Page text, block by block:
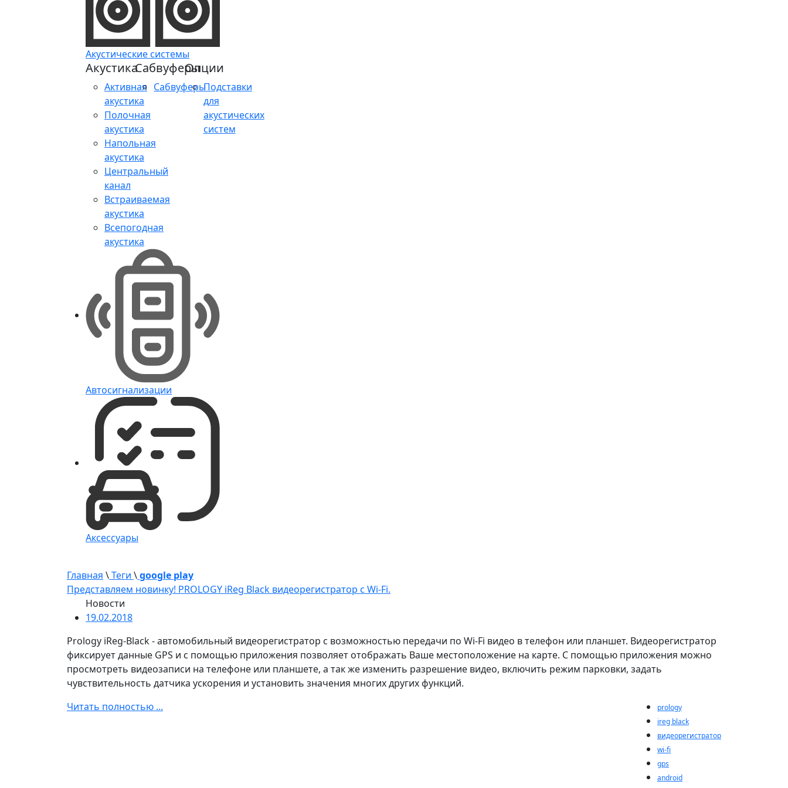
Акустические системы
Акустика
Активная
акустика
Полочная
акустика
Напольная
акустика
Центральный
канал
Встраиваемая
акустика
Всепогодная
акустика
Сабвуферы
Сабвуферы
Опции
Подставки
для
акустических
систем
Автосигнализации
Аксессуары
Главная \Теги \google play
Представляем новинку! PROLOGY iReg Black видеорегистратор с Wi-Fi.
Новости
19.02.2018
Prology iReg-Black - автомобильный видеорегистратор с возможностью передачи по Wi-Fi видео в телефон или планшет. Видеорегистратор
фиксирует данные GPS и с помощью приложения позволяет отображать Ваше местоположение на карте. С помощью приложения можно
просмотреть видеозаписи на телефоне или планшете, а так же изменить разрешение видео, включить режим парковки, задать
чувствительность датчика ускорения и установить значения многих других функций.
prology
ireg black
видеорегистратор
wi-fi
gps
android
Читать полностью ...